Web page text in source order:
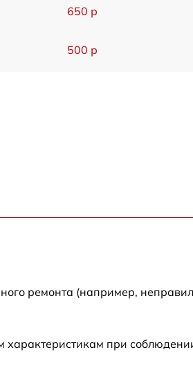
650 р
500 р
ремонта (например,
характеристикам при